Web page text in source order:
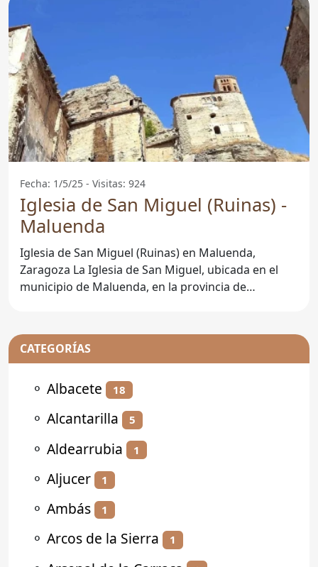
Fecha: 1/5/25 - Visitas: 924
Iglesia de San Miguel (Ruinas) -
Maluenda
Iglesia de San Miguel (Ruinas) en Maluenda,
Zaragoza La Iglesia de San Miguel, ubicada en el
municipio de Maluenda, en la provincia de
CATEGORÍAS
⚬ Albacete 18
⚬ Alcantarilla 5
⚬ Aldearrubia 1
⚬ Aljucer 1
⚬ Ambás 1
⚬ Arcos de la Sierra 1